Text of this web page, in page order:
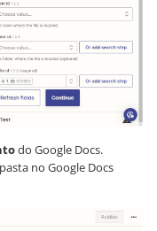
do Google Docs.
no Google Docs